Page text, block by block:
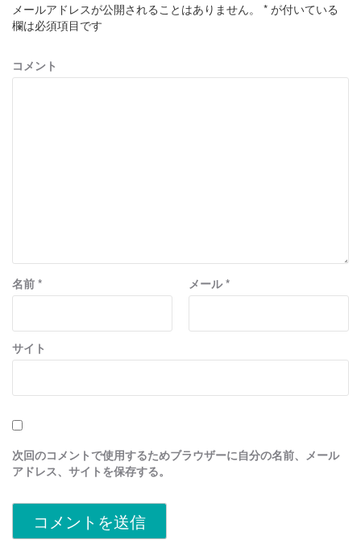
メールアドレスが公開されることはありません。 * が付いている
欄は必須項目です
コメント
名前 * メール*
サイト
次回のコメントで使用するためブラウザーに自分の名前、メール
アドレス、サイトを保存する。